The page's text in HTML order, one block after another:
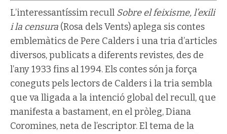
L’interessantíssim recull Sobre el feixisme, l’exili
i la censura (Rosa dels Vents) aplega sis contes
emblemàtics de Pere Calders i una tria d’articles
diversos, publicats a diferents revistes, des de
l’any 1933 fins al 1994. Els contes són ja força
coneguts pels lectors de Calders i la tria sembla
que va lligada a la intenció global del recull, que
manifesta a bastament, en el pròleg, Diana
Coromines, neta de l’escriptor. El tema de la